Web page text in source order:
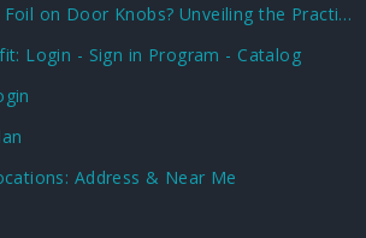
Why Put Aluminium Foil on Door Knobs? Unveiling the Practical and Unusual Uses
Login - Sign in Program - Catalog
Address & Near Me